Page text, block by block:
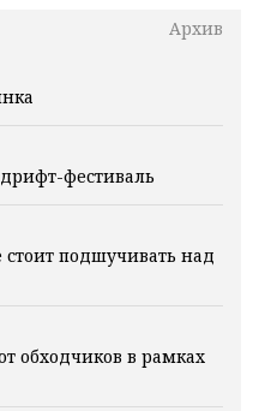
Архив
фестиваль
подшучивать над
обходчиков в рамках